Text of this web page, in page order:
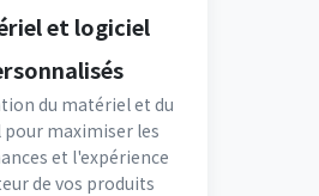
et logiciel
du matériel et du
maximiser les
et l'expérience
de vos produits